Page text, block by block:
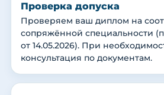
Проверка допуска
Проверяем ваш диплом на
сопряжённой специальности
от 14.05.2026). При
консультация по документам.